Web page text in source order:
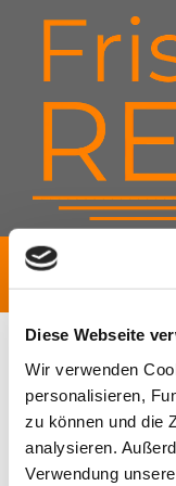
Diese Webseite
Wir verwenden
personalisieren,
zu können und die
analysieren.
Verwendung
Impressum
Matthias Reisch
Alte Fürther Straße